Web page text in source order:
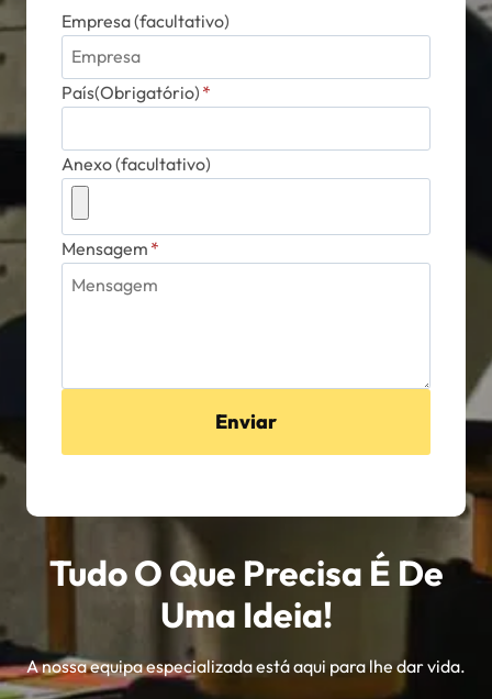
Empresa (facultativo)
País(Obrigatório) *
Anexo (facultativo)
Mensagem *
Enviar
Tudo O Que Precisa É De
Uma Ideia!
A nossa equipa especializada está aqui para lhe dar vida.